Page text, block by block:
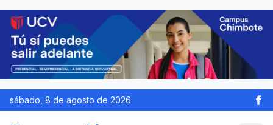
sábado, 8 de agosto de 2026